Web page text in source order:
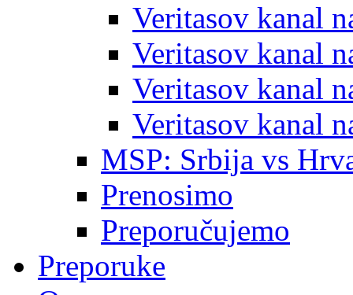
Veritasov kanal
Veritasov kanal
Veritasov kanal
Veritasov kanal
MSP: Srbija vs
Prenosimo
Preporučujemo
Preporuke